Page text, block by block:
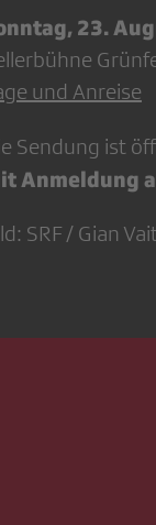
23.
und Anreise
Sendung ist
Anmeldung
SRF / Gian